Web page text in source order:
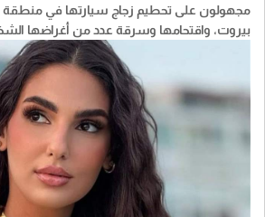
مجهولون على تحطيم زجاج سيارتها في منطقة
بيروت، واقتحامها وسرقة عدد من أغراضها